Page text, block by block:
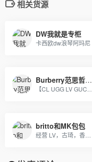
相关货源
DW我就是专柜
卡西欧dw浪琴阿玛尼
Burberry范思哲工厂
britto和MK包包